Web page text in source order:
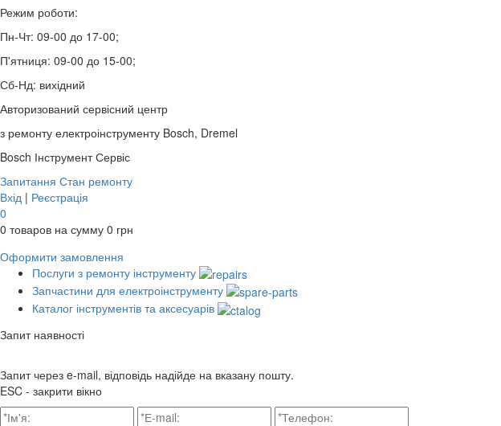
Режим роботи:
Пн-Чт: 09-00 до 17-00;
П'ятниця: 09-00 до 15-00;
Сб-Нд: вихідний
Авторизований сервісний центр
з ремонту електроінструменту Bosch, Dremel
Bosch Інструмент Сервіс
Запитання Стан ремонту
Вхід | Реєстрація
0
0 товаров на сумму 0 грн
Оформити замовлення
Послуги з ремонту інструменту
Запчастини для електроінструменту
Каталог інструментів та аксесуарів
Запит наявності
Запит через e-mail, відповідь надійде на вказану пошту.
ESC - закрити вікно